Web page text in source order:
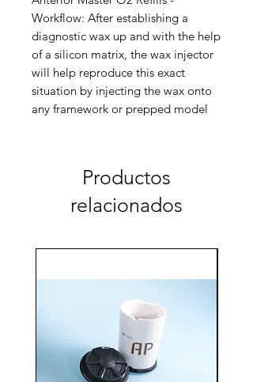
Workflow: After establishing a
diagnostic wax up and with the help
of a silicon matrix, the wax injector
will help reproduce this exact
situation by injecting the wax onto
any framework or prepped model
Productos
relacionados